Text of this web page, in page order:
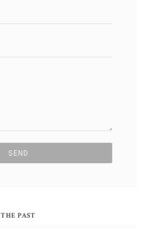
THE PAST